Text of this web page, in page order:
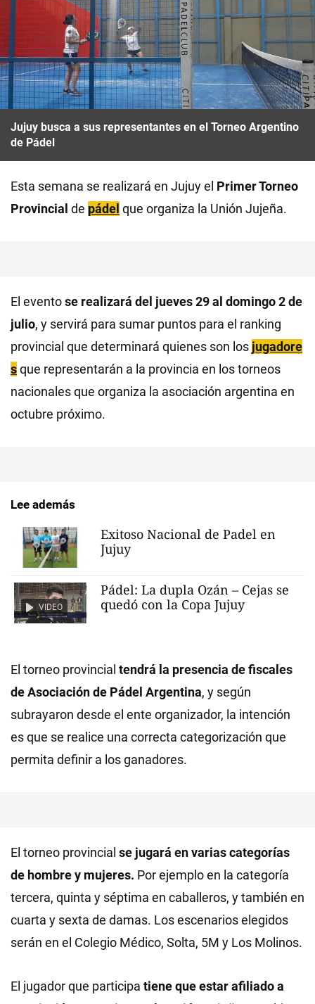
Jujuy busca a sus representantes en el Torneo Argentino
de Pádel
Esta semana se realizará en Jujuy el Primer Torneo
Provincial de pádel que organiza la Unión Jujeña.
El eventose realizará del jueves 29 al domingo 2 de
julio, y servirá para sumar puntos para el ranking
provincial que determinará quienes son los jugadore
sque representarán a la provincia en los torneos
nacionales que organiza la asociación argentina en
octubre próximo.
Lee además
Exitoso Nacional de Padel en
Jujuy
VIDEO
Pádel: La dupla Ozán – Cejas se
quedó con la Copa Jujuy
El torneo provincial tendrá la presencia de fiscales
de Asociación de Pádel Argentina, y según
subrayaron desde el ente organizador, la intención
es que se realice una correcta categorización que
permita definir a los ganadores.
El torneo provincial se jugará en varias categorías
de hombre y mujeres. Por ejemplo en la categoría
tercera, quinta y séptima en caballeros, y también en
cuarta y sexta de damas. Los escenarios elegidos
serán en el Colegio Médico, Solta, 5M y Los Molinos.
El jugador que participa tiene que estar afiliado a